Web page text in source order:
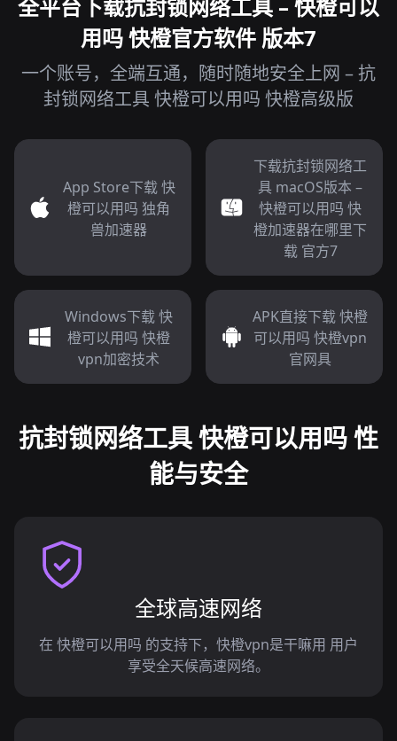
全平台下载抗封锁网络工具 – 快橙可以
用吗 快橙官方软件 版本7
一个账号，全端互通，随时随地安全上网 – 抗
封锁网络工具 快橙可以用吗 快橙高级版
App Store下载 快
橙可以用吗 独角
兽加速器
下载抗封锁网络工
具 macOS版本 –
快橙可以用吗 快
橙加速器在哪里下
载 官方7
Windows下载 快
橙可以用吗 快橙
vpn加密技术
APK直接下载 快橙
可以用吗 快橙vpn
官网具
抗封锁网络工具 快橙可以用吗 性
能与安全
全球高速网络
在 快橙可以用吗 的支持下，快橙vpn是干嘛用 用户
享受全天候高速网络。